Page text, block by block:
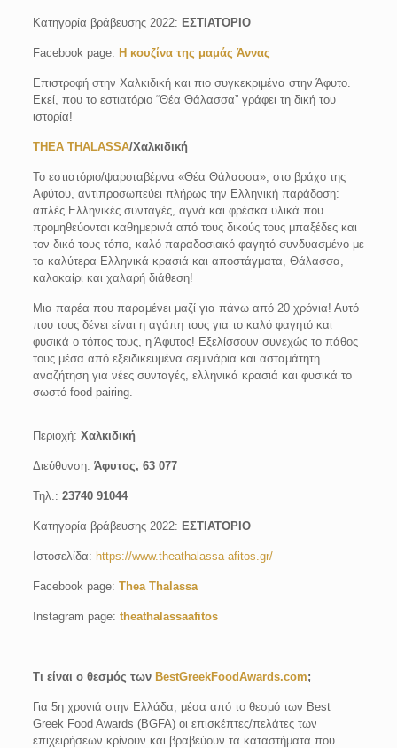
Κατηγορία βράβευσης 2022: ΕΣΤΙΑΤΟΡΙΟ
Facebook page: Η κουζίνα της μαμάς Άννας
Επιστροφή στην Χαλκιδική και πιο συγκεκριμένα στην Άφυτο.
Εκεί, που το εστιατόριο “Θέα Θάλασσα” γράφει τη δική του
ιστορία!
THEA THALASSA/Χαλκιδική
Το εστιατόριο/ψαροταβέρνα «Θέα Θάλασσα», στο βράχο της
Αφύτου, αντιπροσωπεύει πλήρως την Ελληνική παράδοση:
απλές Ελληνικές συνταγές, αγνά και φρέσκα υλικά που
προμηθεύονται καθημερινά από τους δικούς τους μπαξέδες και
τον δικό τους τόπο, καλό παραδοσιακό φαγητό συνδυασμένο με
τα καλύτερα Ελληνικά κρασιά και αποστάγματα, Θάλασσα,
καλοκαίρι και χαλαρή διάθεση!
Μια παρέα που παραμένει μαζί για πάνω από 20 χρόνια! Αυτό
που τους δένει είναι η αγάπη τους για το καλό φαγητό και
φυσικά ο τόπος τους, η Άφυτος! Εξελίσσουν συνεχώς το πάθος
τους μέσα από εξειδικευμένα σεμινάρια και ασταμάτητη
αναζήτηση για νέες συνταγές, ελληνικά κρασιά και φυσικά το
σωστό food pairing.
Περιοχή: Χαλκιδική
Διεύθυνση: Άφυτος, 63 077
Τηλ.: 23740 91044
Κατηγορία βράβευσης 2022: ΕΣΤΙΑΤΟΡΙΟ
Ιστοσελίδα: https://www.theathalassa-afitos.gr/
Facebook page: Thea Thalassa
Instagram page: theathalassaafitos
Τι είναι ο θεσμός των BestGreekFoodAwards.com;
Για 5η χρονιά στην Ελλάδα, μέσα από το θεσμό των Best
Greek Food Awards (BGFA) οι επισκέπτες/πελάτες των
επιχειρήσεων κρίνουν και βραβεύουν τα καταστήματα που